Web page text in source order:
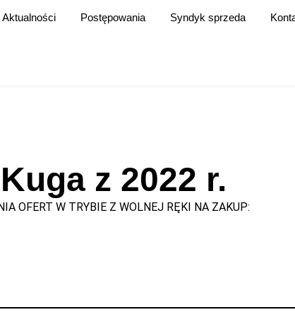
Aktualności Postępowania Syndyk sprzeda
z 2022 r.
OFERT W TRYBIE Z WOLNEJ RĘKI NA ZAKUP: